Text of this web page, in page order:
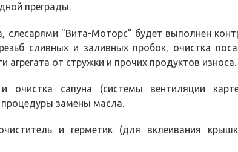
преграды.
"Вита-Моторс" будет выполнен
сливных и заливных пробок, очистка
агрегата от стружки и прочих продуктов износа.
очистка сапуна (системы вентиляции
замены масла.
и герметик (для вклеивания